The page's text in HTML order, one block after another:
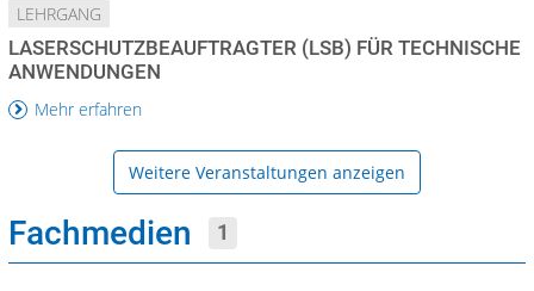
LEHRGANG
LASERSCHUTZBEAUFTRAGTER (LSB) FÜR TECHNISCHE
ANWENDUNGEN
Mehr erfahren
Weitere Veranstaltungen anzeigen
Fachmedien 1